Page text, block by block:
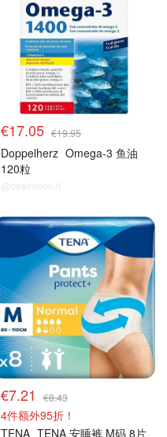
€17.05 €19.95
Doppelherz Omega-3 鱼油
120粒
@dealmoon.it
€7.21 €8.43
4件额外95折！
TENA TENA 安睡裤 M码 8片